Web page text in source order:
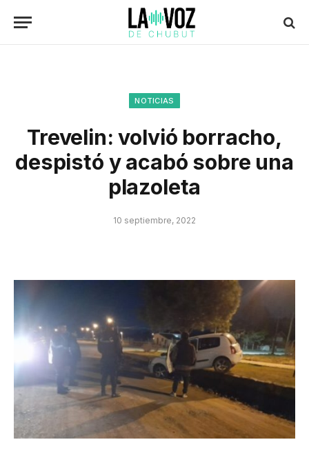
NOTICIAS
Trevelin: volvió borracho,
despistó y acabó sobre una
plazoleta
10 septiembre, 2022